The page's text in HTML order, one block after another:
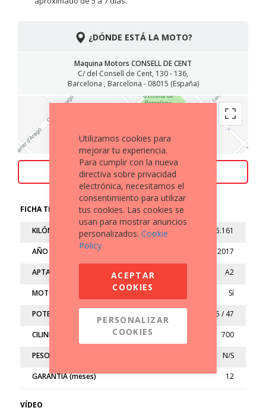
¿DÓNDE ESTÁ LA MOTO?
Maquina Motors CONSELL DE CENT
C/ del Consell de Cent, 130 - 136,
Barcelona , Barcelona - 08015 (España)
ACEPTAMOS TU MOTO COMO PARTE DE PAGO
FICHA TÉCNICA
KILÓMETROS 25.161
AÑO 2017
APTA A2
MOTO LIMITADA Sí
POTENCIA (kw/cv) 35 / 47
CILINDRADA (cc) 700
PESO (kg) N/S
GARANTÍA (meses) 12
VÍDEO
Utilizamos cookies para
mejorar tu experiencia.
Para cumplir con la nueva
directiva sobre privacidad
electrónica, necesitamos el
consentimiento para utilizar
tus cookies. Las cookies se
usan para mostrar anuncios
personalizados. Cookie
Policy
ACEPTAR
COOKIES
PERSONALIZAR
COOKIES